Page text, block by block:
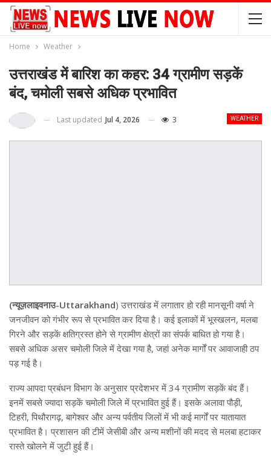
Home Weather
उत्तराखंड में बारिश का कहर: 34 ग्रामीण सड़कें
बंद, चमोली सबसे अधिक प्रभावित
WEATHER
Last updated Jul 4, 2026 3
(न्यूज़लाइवनाउ-Uttarakhand) उत्तराखंड में लगातार हो रही मानसूनी वर्षा ने
जनजीवन को गंभीर रूप से प्रभावित कर दिया है। कई इलाकों में भूस्खलन, मलबा
गिरने और सड़कें क्षतिग्रस्त होने से ग्रामीण क्षेत्रों का संपर्क बाधित हो गया है।
सबसे अधिक असर चमोली जिले में देखा गया है, जहां अनेक मार्गों पर आवाजाही ठप
पड़ गई है।
राज्य आपदा प्रबंधन विभाग के अनुसार प्रदेशभर में 34 ग्रामीण सड़कें बंद हैं।
इनमें सबसे ज्यादा सड़कें चमोली जिले में प्रभावित हुई हैं। इसके अलावा पौड़ी,
टिहरी, पिथौरागढ़, बागेश्वर और अन्य पर्वतीय जिलों में भी कई मार्गों पर यातायात
प्रभावित है। प्रशासन की टीमें जेसीबी और अन्य मशीनों की मदद से मलबा हटाकर
रास्ते खोलने में जुटी हुई हैं।